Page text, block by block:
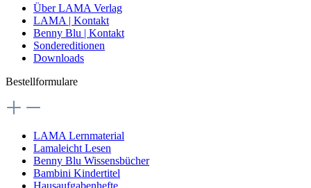
Über LAMA Verlag
LAMA | Kontakt
Benny Blu | Kontakt
Sondereditionen
Downloads
Bestellformulare
LAMA Lernmaterial
Lamaleicht Lesen
Benny Blu Wissensbücher
Bambini Kindertitel
Hausaufgabenhefte